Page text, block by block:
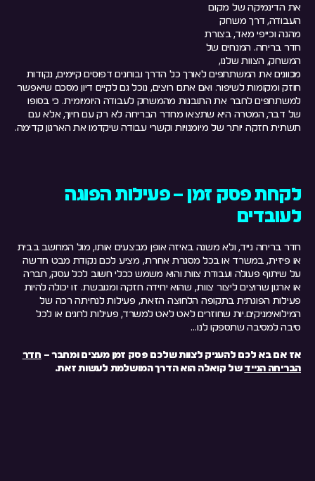
את הדינמיקה של מקום
העבודה, דרך משחק
מהנה וכייפי מאד, בצורת
חדר בריחה. המנחים של
המשחק, הצוות שלנו,
מכוונים את המשתתפים לאורך כל הדרך ובוחנים דפוסים קיימים, נקודות
חוזק ומקומות לשיפור. ואם אתם רוצים, נוכל גם לקיים דיון מסכם שיאפשר
למשתתפים לחבר את התובנות מהמשחק לעבודה היומיומית. כי בסופו
של דבר, המטרה היא שתצאו מחדר הבריחה לא רק עם חיוך, אלא עם
תשתית חזקה יותר של מיומנויות וקשרי עבודה שיקדמו את הארגון קדימה.
לקחת פסק זמן – פעילות הפוגה
לעובדים
חדר בריחה נייד, ולא משנה באיזה אופן מבצעים אותו, מול המחשב בבית
או פיזית, במשרד או בכל מסגרת אחרת, מציע לכם נקודת מבט חדשה
על שיתוף פעולה ועבודת צוות והוא משמש ככלי חשוב לכל עסק, חברה
או ארגון שרוצים ליצור צוות, שהוא יחידה חזקה ומגובשת. זו יכולה להיות
פעילות הפוגתית בתקופה הלחוצה הזאת, פעילות לנחיתה רכה של
המילואימניקים.יות שחוזרים לאט לאט למשרד, פעילות לחגים או לכל
סיבה למסיבה שתספקו לנו…
אז אם בא לכם להעניק לצוות שלכם פסק זמן מעצים ומחבר – חדר
הבריחה הנייד של קואלה הוא הדרך המושלמת לעשות זאת.